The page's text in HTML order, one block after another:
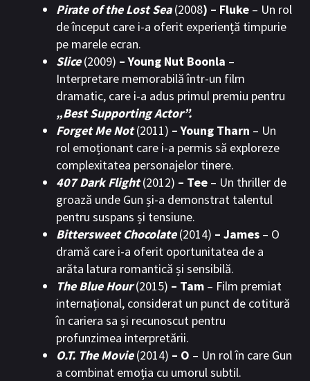
Pirate of the Lost Sea(2008) – Fluke– Un rol
de început care i-a oferit experiență timpurie
pe marele ecran.
Slice(2009) – Young Nut Boonla –
Interpretare memorabilă într-un film
dramatic, care i-a adus primul premiu pentru
„Best Supporting Actor”.
Forget Me Not(2011) – Young Tharn – Un
rol emoționant care i-a permis să exploreze
complexitatea personajelor tinere.
407 Dark Flight(2012) – Tee– Un thriller de
groază unde Gun și-a demonstrat talentul
pentru suspans și tensiune.
Bittersweet Chocolate(2014) – James– O
dramă care i-a oferit oportunitatea de a
arăta latura romantică și sensibilă.
The Blue Hour(2015) – Tam– Film premiat
internațional, considerat un punct de cotitură
în cariera sa și recunoscut pentru
profunzimea interpretării.
O.T. The Movie(2014) – O – Un rol în care Gun
a combinat emoția cu umorul subtil.